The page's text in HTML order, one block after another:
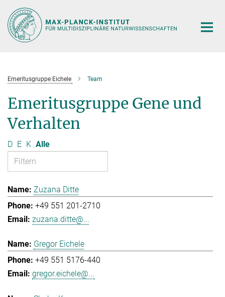
Hauptinhalt
Emeritusgruppe Eichele Team
Emeritusgruppe Gene und
Verhalten
D E K Alle
Zuzana Ditte
+49 551 201-2710
zuzana.ditte@...
Gregor Eichele
+49 551 5176-440
gregor.eichele@...